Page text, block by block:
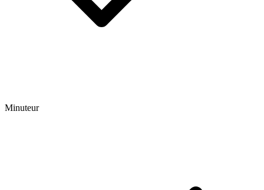
Minuteur